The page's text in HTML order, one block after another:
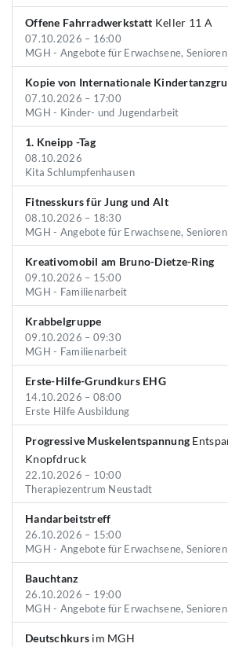
Offene Fahrradwerkstatt Keller 11 A
07.10.2026 – 16:00
MGH - Angebote für Erwachsene,
Kopie von Internationale
07.10.2026 – 17:00
MGH - Kinder- und Jugendarbeit
1. Kneipp -Tag
08.10.2026
Kita Schlumpfenhausen
Fitnesskurs für Jung und Alt
08.10.2026 – 18:30
MGH - Angebote für Erwachsene,
Kreativomobil am Bruno-Dietze-Ring
09.10.2026 – 15:00
MGH - Familienarbeit
Krabbelgruppe
09.10.2026 – 09:30
MGH - Familienarbeit
Erste-Hilfe-Grundkurs EHG
14.10.2026 – 08:00
Erste Hilfe Ausbildung
Progressive Muskelentspannung
Knopfdruck
22.10.2026 – 10:00
Therapiezentrum Neustadt
Handarbeitstreff
26.10.2026 – 15:00
MGH - Angebote für Erwachsene,
Bauchtanz
26.10.2026 – 19:00
MGH - Angebote für Erwachsene,
Deutschkurs im MGH